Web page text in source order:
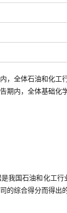
，全体石油和化工
期内，全体基础化
我国石油和化工
的综合得分而得